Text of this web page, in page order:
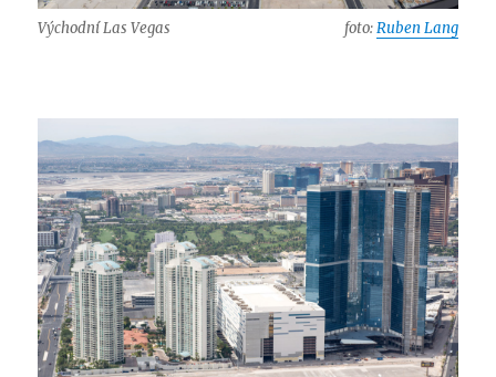
Východní Las Vegas foto:Ruben Lang